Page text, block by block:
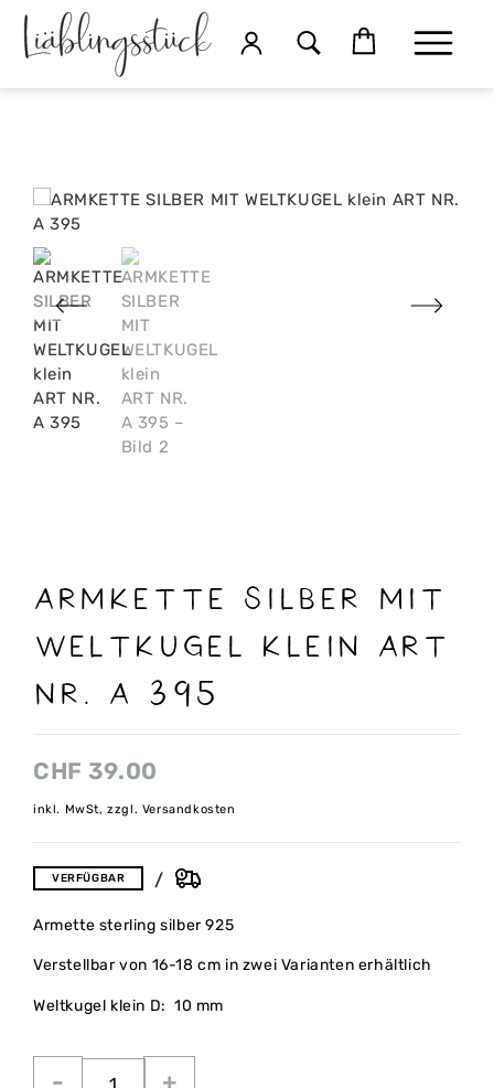
ARMKETTE SILBER MIT
WELTKUGEL klein ART
NR. A 395
CHF 39.00
inkl. MwSt, zzgl. Versandkosten
VERFÜGBAR
Armette sterling silber 925
Verstellbar von 16-18 cm in zwei Varianten erhältlich
Weltkugel klein D: 10 mm